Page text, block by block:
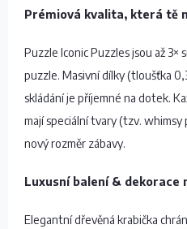
Prémiová kvalita, která tě
Puzzle Iconic Puzzles jsou až 3×
puzzle. Masivní dílky (tloušťka
skládání je příjemné na dotek.
mají speciální tvary (tzv. whimsy
nový rozměr zábavy.
Luxusní balení & dekorace
Elegantní dřevěná krabička